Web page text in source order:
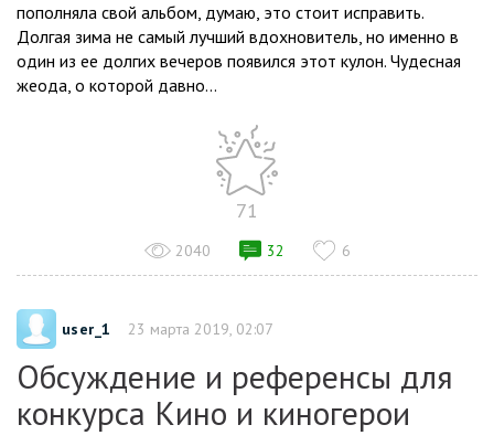
пополняла свой альбом, думаю, это стоит исправить.
Долгая зима не самый лучший вдохновитель, но именно в
один из ее долгих вечеров появился этот кулон. Чудесная
жеода, о которой давно...
71
2040 32 6
user_1 23 марта 2019, 02:07
Обсуждение и референсы для
конкурса Кино и киногерои